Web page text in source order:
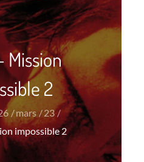
Mission
2
mars
23
impossible 2